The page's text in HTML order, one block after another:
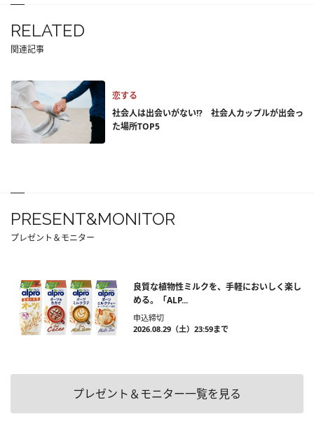
RELATED
関連記事
恋する
社会人は出会いがない!? 社会人カップルが出会っ
た場所TOP5
PRESENT&MONITOR
プレゼント＆モニター
良質な植物性ミルクを、手軽においしく楽し
める。「ALP...
申込締切
2026.08.29（土）23:59まで
プレゼント＆モニター一覧を見る